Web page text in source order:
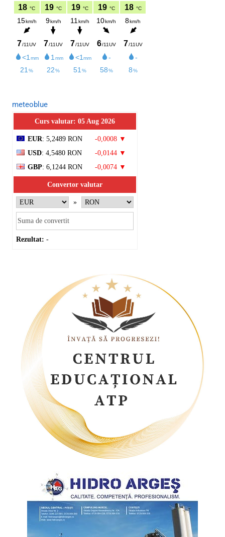
meteoblue
Curs valutar: 05 Aug 2026
EUR: 5,2489 RON
-0,0008 ▼
USD: 4,5480 RON
-0,0144 ▼
GBP: 6,1244 RON -0,0074 ▼
Convertor valutar
»
Rezultat: -